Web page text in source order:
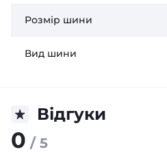
Розмір шини
Вид шини
Відгуки
0 / 5